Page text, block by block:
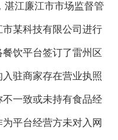
江廉江市市场监督管
某科技有限公司进行
饮平台签订了雷州区
驻商家存在营业执照
一致或未持有食品经
平台经营方未对入网